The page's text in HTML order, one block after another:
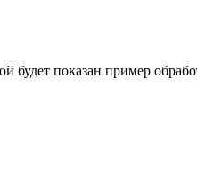
будет показан пример